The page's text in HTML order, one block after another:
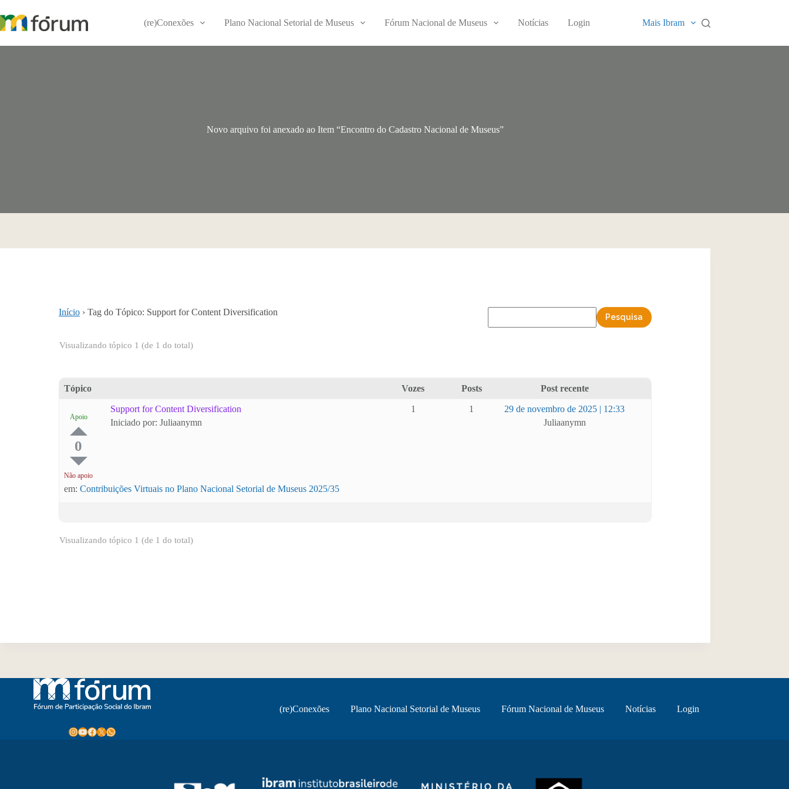
para
o
(re)Conexões Plano Nacional Setorial de Museus Fórum Nacional de Museus Notícias Login Mais Ibram
Novo arquivo foi anexado ao Item “Encontro do Cadastro Nacional de Museus”
Início › Tag do Tópico: Support for Content Diversification
Visualizando tópico 1 (de 1 do total)
Tópico Vozes Posts Post recente
Apoio
0
Não apoio
Support for Content Diversification
Iniciado por: Juliaanymn
em: Contribuições Virtuais no Plano Nacional Setorial de Museus 2025/35
1 1
29 de novembro de 2025 | 12:33
Juliaanymn
Visualizando tópico 1 (de 1 do total)
Instagram
Youtube
Facebook
X WhatsApp
(re)Conexões Plano Nacional Setorial de Museus Fórum Nacional de Museus Notícias Login